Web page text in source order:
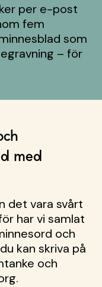
per e-post
fem
som
– för
med
det vara svårt
har vi samlat
och
kan skriva på
och